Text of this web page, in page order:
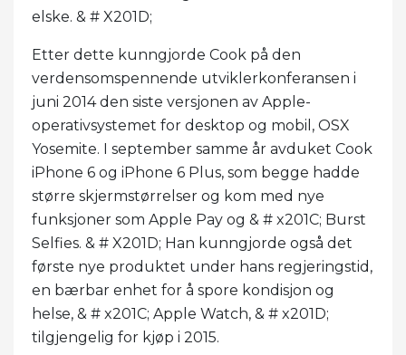
elske. & # X201D;
Etter dette kunngjorde Cook på den
verdensomspennende utviklerkonferansen i
juni 2014 den siste versjonen av Apple-
operativsystemet for desktop og mobil, OSX
Yosemite. I september samme år avduket Cook
iPhone 6 og iPhone 6 Plus, som begge hadde
større skjermstørrelser og kom med nye
funksjoner som Apple Pay og & # x201C; Burst
Selfies. & # X201D; Han kunngjorde også det
første nye produktet under hans regjeringstid,
en bærbar enhet for å spore kondisjon og
helse, & # x201C; Apple Watch, & # x201D;
tilgjengelig for kjøp i 2015.